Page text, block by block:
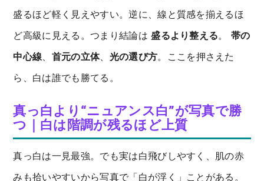
盛るほど軽く見えやすい。逆に、線と質感を揃えるほ
ど高級に見える。つまり結論は盛るより整える。帯の
中心線、 首元の立体、 光の選び方。ここを押さえた
ら、白は誰でも勝てる。
真っ白より“ニュアンス白”が写真で勝
つ｜白は階調が残るほど上質
真っ白は一見最強。でも実は白飛びしやすく、肌の赤
みも拾いやすいから写真で「白が浮く」ことがある。